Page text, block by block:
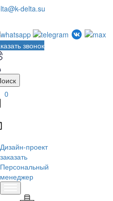
delta.su
звонок
0
Дизайн-проект
заказать
Персональный
менеджер